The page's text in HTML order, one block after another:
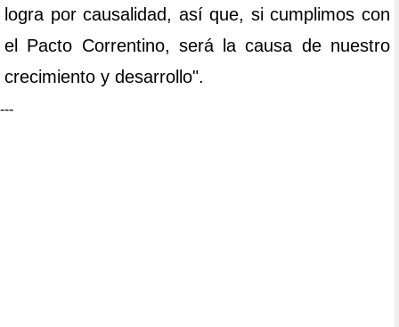
logra por causalidad, así que, si cumplimos con
el Pacto Correntino, será la causa de nuestro
crecimiento y desarrollo".
---